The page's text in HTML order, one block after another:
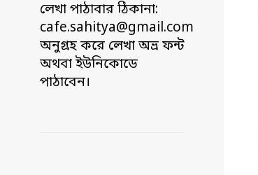
লেখা পাঠাবার ঠিকানা:
cafe.sahitya@gmail.com
অনুগ্রহ করে লেখা অভ্র ফন্ট
অথবা ইউনিকোডে
পাঠাবেন।